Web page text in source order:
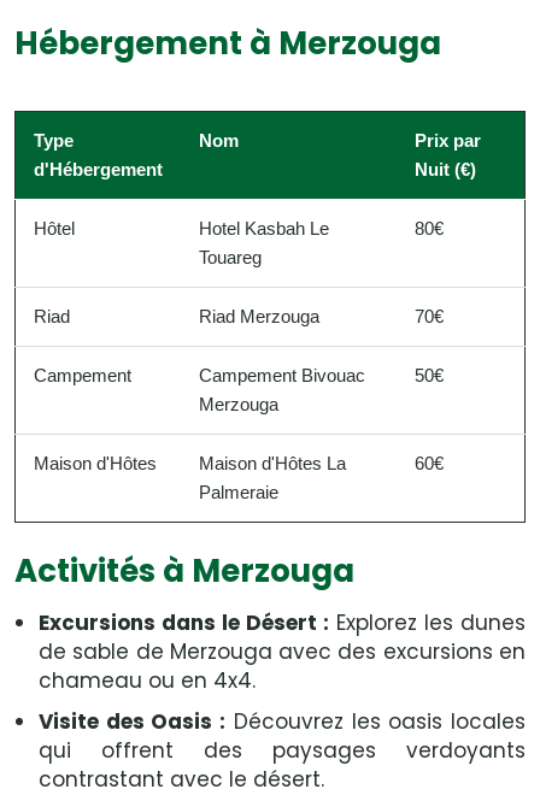
Hébergement à Merzouga
Type
d'Hébergement
Nom
Prix par
Nuit (€)
Hôtel
Hotel Kasbah Le
Touareg
80€
Riad Riad Merzouga 70€
Campement
Campement Bivouac
Merzouga
50€
Maison d'Hôtes
Maison d'Hôtes La
Palmeraie
60€
Activités à Merzouga
Excursions dans le Désert : Explorez les dunes
de sable de Merzouga avec des excursions en
chameau ou en 4x4.
Visite des Oasis : Découvrez les oasis locales
qui offrent des paysages verdoyants
contrastant avec le désert.